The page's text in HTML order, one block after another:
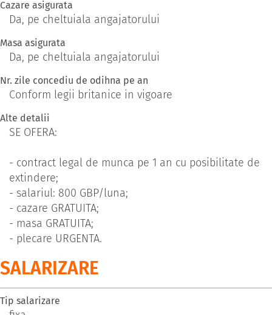
Cazare asigurata
Da, pe cheltuiala angajatorului
Masa asigurata
Da, pe cheltuiala angajatorului
Nr. zile concediu de odihna pe an
Conform legii britanice in vigoare
Alte detalii
SE OFERA:
- contract legal de munca pe 1 an cu posibilitate de
extindere;
- salariul: 800 GBP/luna;
- cazare GRATUITA;
- masa GRATUITA;
- plecare URGENTA.
SALARIZARE
Tip salarizare